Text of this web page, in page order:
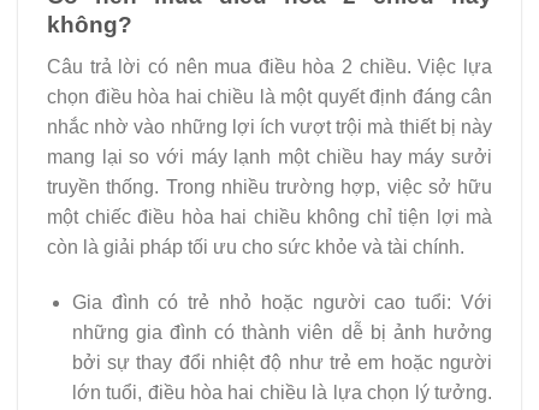
không?
Câu trả lời có nên mua điều hòa 2 chiều. Việc lựa
chọn điều hòa hai chiều là một quyết định đáng cân
nhắc nhờ vào những lợi ích vượt trội mà thiết bị này
mang lại so với máy lạnh một chiều hay máy sưởi
truyền thống. Trong nhiều trường hợp, việc sở hữu
một chiếc điều hòa hai chiều không chỉ tiện lợi mà
còn là giải pháp tối ưu cho sức khỏe và tài chính.
Gia đình có trẻ nhỏ hoặc người cao tuổi: Với
những gia đình có thành viên dễ bị ảnh hưởng
bởi sự thay đổi nhiệt độ như trẻ em hoặc người
lớn tuổi, điều hòa hai chiều là lựa chọn lý tưởng.